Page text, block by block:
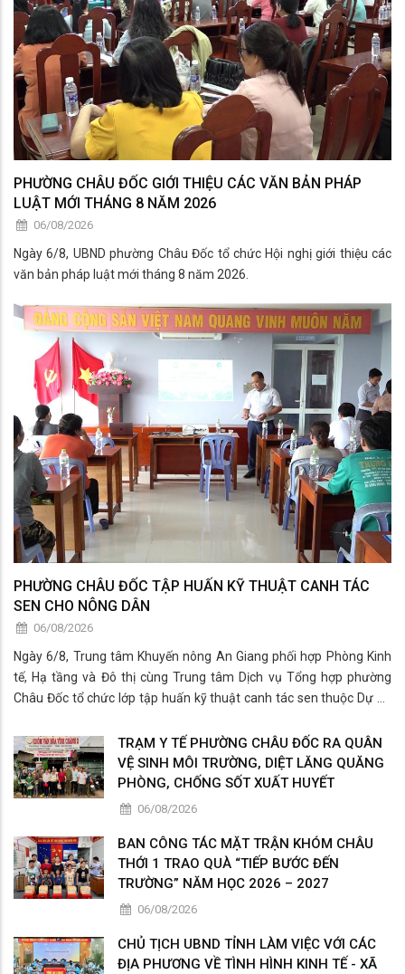
PHƯỜNG CHÂU ĐỐC GIỚI THIỆU CÁC VĂN BẢN PHÁP
LUẬT MỚI THÁNG 8 NĂM 2026
06/08/2026
Ngày 6/8, UBND phường Châu Đốc tổ chức Hội nghị giới thiệu các
văn bản pháp luật mới tháng 8 năm 2026.
PHƯỜNG CHÂU ĐỐC TẬP HUẤN KỸ THUẬT CANH TÁC
SEN CHO NÔNG DÂN
06/08/2026
Ngày 6/8, Trung tâm Khuyến nông An Giang phối hợp Phòng Kinh
tế, Hạ tầng và Đô thị cùng Trung tâm Dịch vụ Tổng hợp phường
Châu Đốc tổ chức lớp tập huấn kỹ thuật canh tác sen thuộc Dự án
Nam” cho các hộ dân trồng sen trên đTRẠM Y TẾ PHƯỜNG CHÂU ĐỐC RA QUÂN
VỆ SINH MÔI TRƯỜNG, DIỆT LĂNG QUĂNG
PHÒNG, CHỐNG SỐT XUẤT HUYẾT
06/08/2026
BAN CÔNG TÁC MẶT TRẬN KHÓM CHÂU
THỚI 1 TRAO QUÀ “TIẾP BƯỚC ĐẾN
TRƯỜNG” NĂM HỌC 2026 – 2027
06/08/2026
CHỦ TỊCH UBND TỈNH LÀM VIỆC VỚI CÁC
ĐỊA PHƯƠNG VỀ TÌNH HÌNH KINH TẾ - XÃ